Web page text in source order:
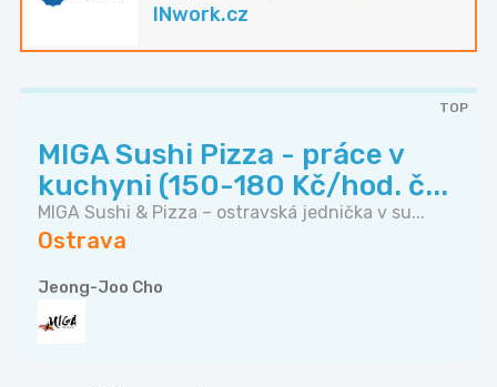
INwork.cz
TOP
MIGA Sushi Pizza - práce v
kuchyni (150-180 Kč/hod. č...
MIGA Sushi & Pizza – ostravská jednička v su...
Ostrava
Jeong-Joo Cho